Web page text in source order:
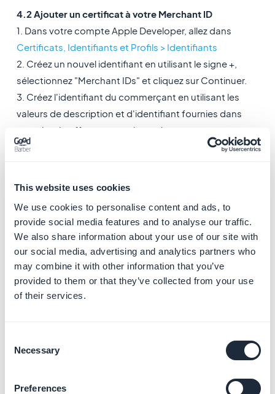
This website uses cookies
We use cookies to personalise content and ads, to
provide social media features and to analyse our traffic.
We also share information about your use of our site with
our social media, advertising and analytics partners who
may combine it with other information that you’ve
provided to them or that they’ve collected from your use
of their services.
Selection
Necessary
Preferences
4.2 Ajouter un certificat à votre Merchant ID
1. Dans votre compte Apple Developer, allez dans
Certificats, Identifiants et Profils > Identifiants
2. Créez un nouvel identifiant en utilisant le signe +,
sélectionnez "Merchant IDs" et cliquez sur Continuer.
3. Créez l'identifiant du commerçant en utilisant les
valeurs de description et d'identifiant fournies dans
votre back-office et enregistrez-le.
4. Pour le modifier, sélectionnez l'identifiant du
6. Répondez Non à la question concernant les
paiements en Chine et cliquez sur Continuer.
7. Téléchargez le fichier stripe.CertSigningRequest que
vous avez récupéré auprès de Stripe à l'étape 4.1.
8. Générez et téléchargez le certificat (fichier .cer).
apple_pay.cer après le téléchargement.